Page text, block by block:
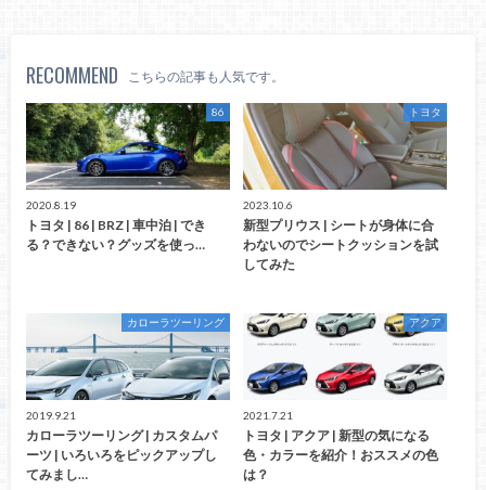
RECOMMEND こちらの記事も人気です。
86
2020.8.19
トヨタ | 86 | BRZ | 車中泊 | でき
る？できない？グッズを使っ…
トヨタ
2023.10.6
新型プリウス | シートが身体に合
わないのでシートクッションを試
してみた
カローラツーリング
2019.9.21
カローラツーリング | カスタムパ
ーツ | いろいろをピックアップし
てみまし…
アクア
2021.7.21
トヨタ | アクア | 新型の気になる
色・カラーを紹介！おススメの色
は？